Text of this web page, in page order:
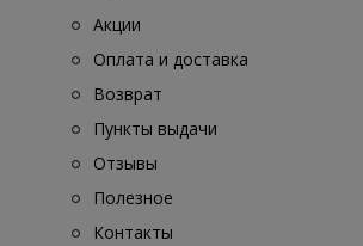
Акции
Оплата и доставка
Возврат
Пункты выдачи
Отзывы
Полезное
Контакты